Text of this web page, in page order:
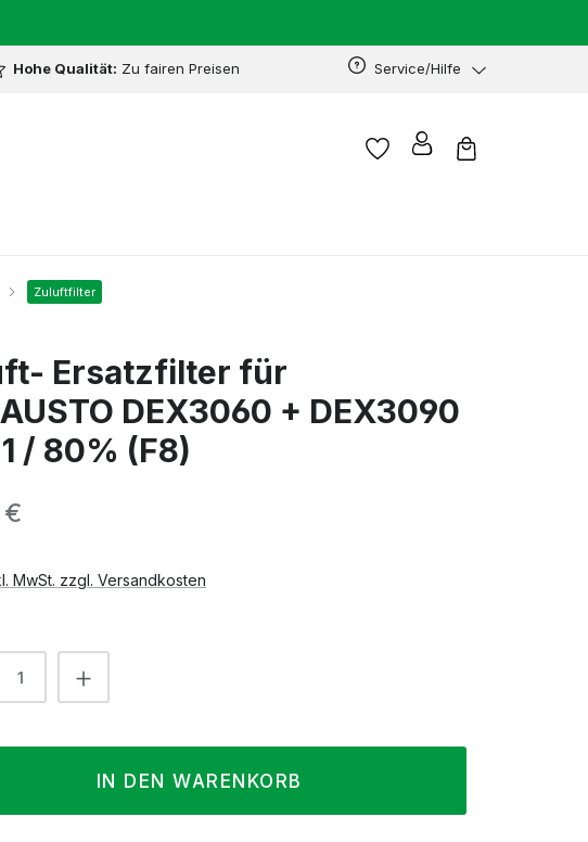
Hohe Qualität: Zu fairen Preisen Service/Hilfe
Zuluftfilter
Ersatzfilter für
DEX3060 + DEX3090
/ 80% (F8)
€
MwSt. zzgl. Versandkosten
Anzahl: Gib den gewünschten Wert ein
IN DEN WARENKORB